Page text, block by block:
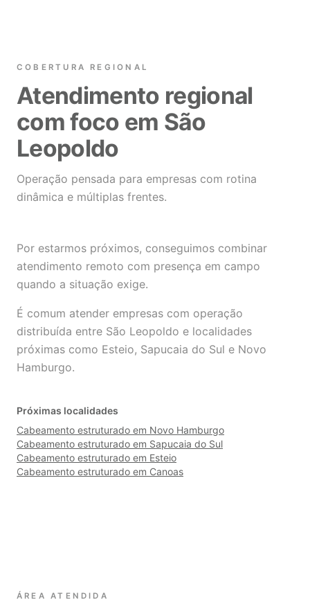
COBERTURA REGIONAL
Atendimento regional
com foco em São
Leopoldo
Operação pensada para empresas com rotina
dinâmica e múltiplas frentes.
Por estarmos próximos, conseguimos combinar
atendimento remoto com presença em campo
quando a situação exige.
É comum atender empresas com operação
distribuída entre São Leopoldo e localidades
próximas como Esteio, Sapucaia do Sul e Novo
Hamburgo.
Próximas localidades
Cabeamento estruturado em Novo Hamburgo
Cabeamento estruturado em Sapucaia do Sul
Cabeamento estruturado em Esteio
Cabeamento estruturado em Canoas
ÁREA ATENDIDA